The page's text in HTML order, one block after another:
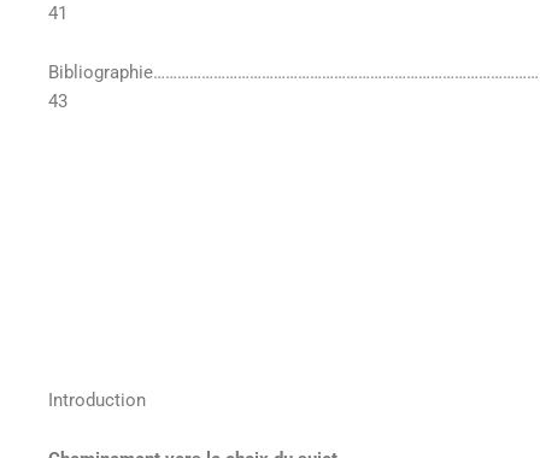
41
43
Introduction